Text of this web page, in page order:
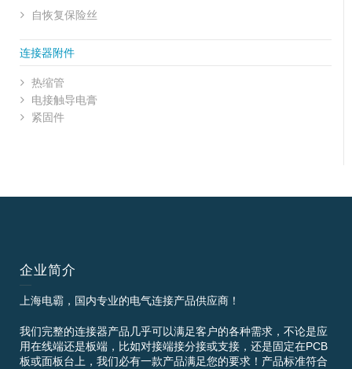
自恢复保险丝
连接器附件
热缩管
电接触导电膏
紧固件
企业简介
上海电霸，国内专业的电气连接产品供应商！
我们完整的连接器产品几乎可以满足客户的各种需求，不论是应
用在线端还是板端，比如对接端接分接或支接，还是固定在PCB
板或面板台上，我们必有一款产品满足您的要求！产品标准符合